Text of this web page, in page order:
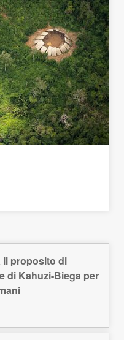
il proposito di
di Kahuzi-Biega per